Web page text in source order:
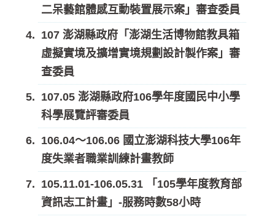
二呆藝館體感互動裝置展示案」審查委員
107 澎湖縣政府「澎湖生活博物館教具箱
虛擬實境及擴增實境規劃設計製作案」審
查委員
107.05 澎湖縣政府106學年度國民中小學
科學展覽評審委員
106.04～106.06 國立澎湖科技大學106年
度失業者職業訓練計畫教師
105.11.01-106.05.31 「105學年度教育部
資訊志工計畫」-服務時數58小時